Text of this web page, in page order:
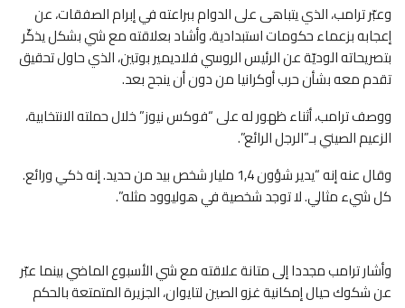
وعبّر ترامب، الذي يتباهى على الدوام ببراعته في إبرام الصفقات، عن
إعجابه بزعماء حكومات استبدادية، وأشاد بعلاقته مع شي بشكل يذكّر
بتصريحاته الوديّة عن الرئيس الروسي فلاديمير بوتين، الذي حاول تحقيق
تقدم معه بشأن حرب أوكرانيا من دون أن ينجح بعد.
ووصف ترامب، أثناء ظهور له على “فوكس نيوز” خلال حملته الانتخابية،
الزعيم الصيني بـ”الرجل الرائع”.
وقال عنه إنه “يدير شؤون 1,4 مليار شخص بيد من حديد. إنه ذكي ورائع.
كل شيء مثالي. لا توجد شخصية في هوليوود مثله”.
وأشار ترامب مجددا إلى متانة علاقته مع شي الأسبوع الماضي بينما عبّر
عن شكوك حيال إمكانية غزو الصين لتايوان، الجزيرة المتمتعة بالحكم